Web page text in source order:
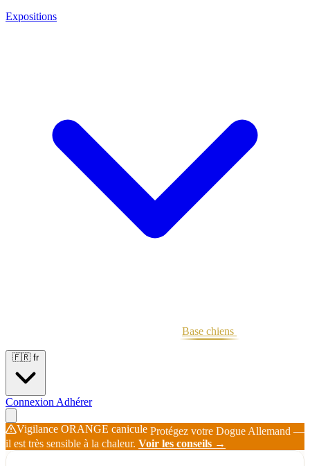
Expositions
Base chiens
🇫🇷 fr
Connexion Adhérer
Vigilance ORANGE canicule Protégez votre Dogue Allemand —
il est très sensible à la chaleur. Voir les conseils →